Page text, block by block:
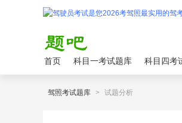
首页 科目一考试题库 科目四考
驾照考试题库 > 试题分析